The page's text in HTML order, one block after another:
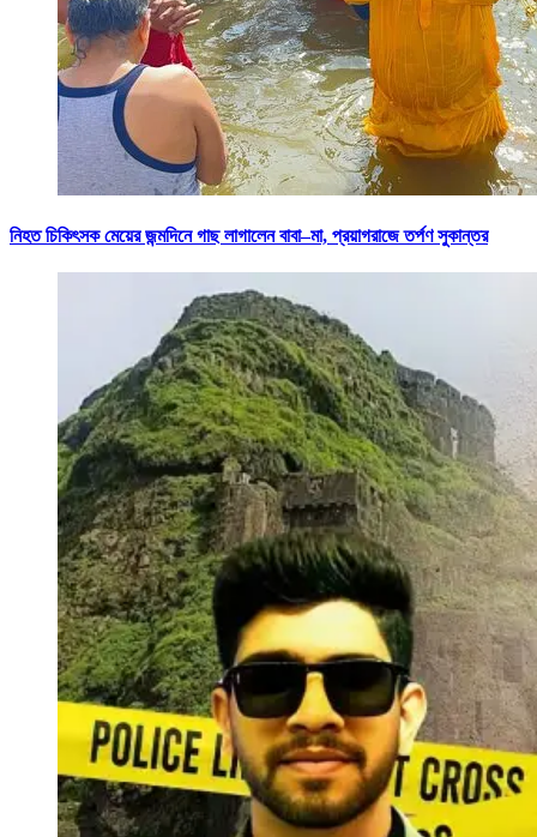
নিহত চিকিৎসক মেয়ের জন্মদিনে গাছ লাগালেন বাবা–মা, প্রয়াগরাজে তর্পণ সুকান্তর